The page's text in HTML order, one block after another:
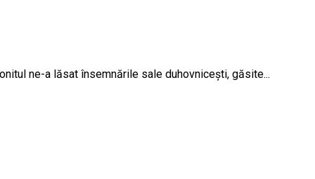
ne-a lăsat însemnările sale duhovnicești, găsite...